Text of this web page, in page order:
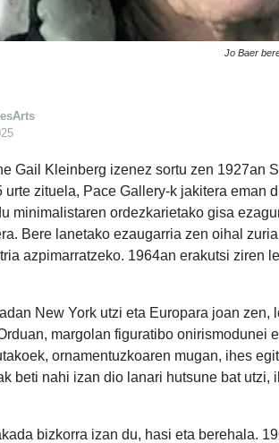
Jo Baer
Gail Kleinberg izenez sortu zen 1927an
urte zituela, Pace Gallery-k jakitera eman
minimalistaren ordezkarietako gisa
Bere lanetako ezaugarria zen oihal
azpimarratzeko. 1964an erakutsi ziren
New York utzi eta Europara joan zen,
margolan figuratibo onirismodunei
ornamentuzkoaren mugan, ihes
beti nahi izan dio lanari hutsune bat
bizkorra izan du, hasi eta berehala.